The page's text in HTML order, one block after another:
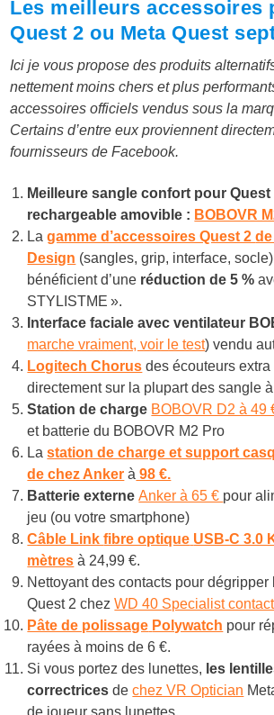
Les meilleurs accessoires
Quest 2 ou Meta Quest
Ici je vous propose des produits
nettement moins chers et plus
accessoires officiels vendus sous la
Certains d’entre eux proviennent
fournisseurs de Facebook.
Meilleure sangle confort pour
rechargeable amovible : BOBOVR
Lagamme d’accessoires Quest 2
Design (sangles, grip, interface,
bénéficient d’une réduction de 5 %
STYLISTME ».
Interface faciale avec ventilateur
marche vraiment, voir le test) vendu
Logitech Chorus des écouteurs
directement sur la plupart des sangle
Station de charge BOBOVR D2 à 49
et batterie du BOBOVR M2 Pro
Lastation de charge et support
de chez Anker à 98 €.
Batterie externe Anker à 65 € pour
jeu (ou votre smartphone)
Câble Linkfibre optique USB-C 3.0
mètres à 24,99 €.
Nettoyant des contacts pour
Quest 2 chezWD 40 Specialist contact
Pâte de polissage Polywatch pour
rayées à moins de 6 €.
Si vous portez des lunettes, les
correctrices dechez VR Optician
de joueur sans lunettes.